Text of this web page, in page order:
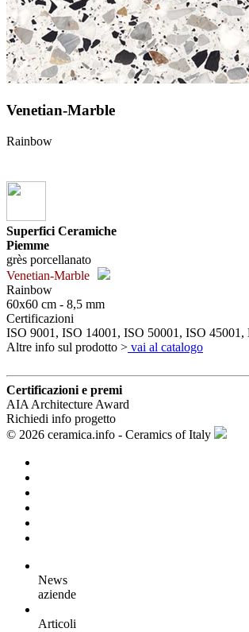
Venetian-Marble
Rainbow
Superfici Ceramiche
Piemme
grès porcellanato
Venetian-Marble
Rainbow
60x60 cm - 8,5 mm
Certificazioni
ISO 9001, ISO 14001, ISO 50001, ISO 45001,
Altre info sul prodotto > vai al catalogo
Certificazioni e premi
AIA Architecture Award
Richiedi info progetto
© 2026 ceramica.info - Ceramics of Italy
News
aziende
Articoli